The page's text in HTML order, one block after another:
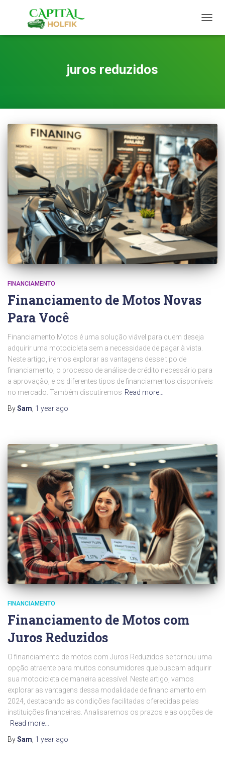
juros reduzidos
FINANCIAMENTO
Financiamento de Motos Novas
Para Você
Financiamento Motos é uma solução viável para quem deseja
adquirir uma motocicleta sem a necessidade de pagar à vista.
Neste artigo, iremos explorar as vantagens desse tipo de
financiamento, o processo de análise de crédito necessário para
a aprovação, e os diferentes tipos de financiamentos disponíveis
no mercado. Também discutiremos Read more…
BySam 1 year ago
FINANCIAMENTO
Financiamento de Motos com
Juros Reduzidos
O financiamento de motos com Juros Reduzidos se tornou uma
opção atraente para muitos consumidores que buscam adquirir
sua motocicleta de maneira acessível. Neste artigo, vamos
explorar as vantagens dessa modalidade de financiamento em
2024, destacando as condições facilitadas oferecidas pelas
instituições financeiras. Analisaremos os prazos e as opções de
Read more…
BySam, 1 year ago